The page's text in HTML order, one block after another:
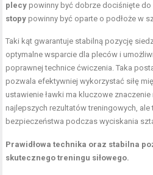
plecy powinny być dobrze dociśnięte do
stopy powinny być oparte o podłoże w
Taki kąt gwarantuje stabilną pozycję
optymalne wsparcie dla pleców i
poprawnej technice ćwiczenia. Taka
pozwala efektywniej wykorzystać siłę
ustawienie ławki ma kluczowe
najlepszych rezultatów treningowych, ale
bezpieczeństwa podczas wyciskania
Prawidłowa technika oraz stabilna
skutecznego treningu siłowego.